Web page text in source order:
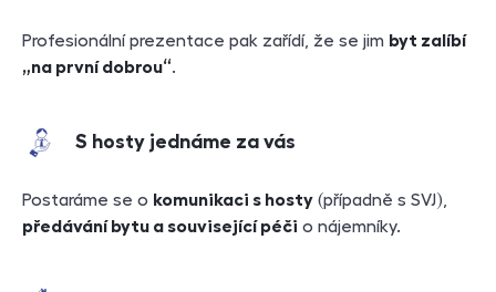
Profesionální prezentace pak zařídí, že se jim byt zalíbí
„na první dobrou“.
S hosty jednáme za vás
Postaráme se o komunikaci s hosty (případně s SVJ),
předávání bytu a související péči o nájemníky.